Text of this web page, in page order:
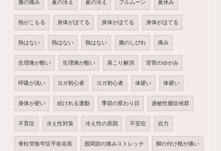
膝の痛み 夏の冷え 夏の冷え フルムーン 夏休み
熱がこもる 身体がほてる 身体がほてる 身体がほてる
熱はない 熱はない 熱はない 腕のしびれ 痛み
生理痛が酷い 生理痛が酷い 肩こり解消 背骨のゆがみ
呼吸が浅い ヨガ初心者 ヨガ初心者 体硬い 体硬い
身体が硬い 続けれる運動 季節の変わり目 過敏性腸症候群
不育症 冷え性対策 冷え性の原因 不安症 自力
脊柱管狭窄症手術名医 股関節の痛みストレッチ 脚の付け根が痛い